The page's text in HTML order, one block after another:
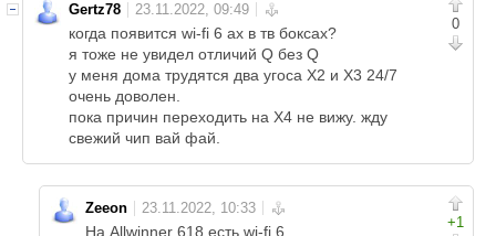
0
Gertz78
когда появится wi-fi 6 ax в тв боксах?
я тоже не увидел отличий Q без Q
у меня дома трудятся два угоса Х2 и Х3 24/7
очень доволен.
пока причин переходить на X4 не вижу. жду
свежий чип вай фай.
+1
Zeeon
На Allwinner 618 есть wi-fi 6